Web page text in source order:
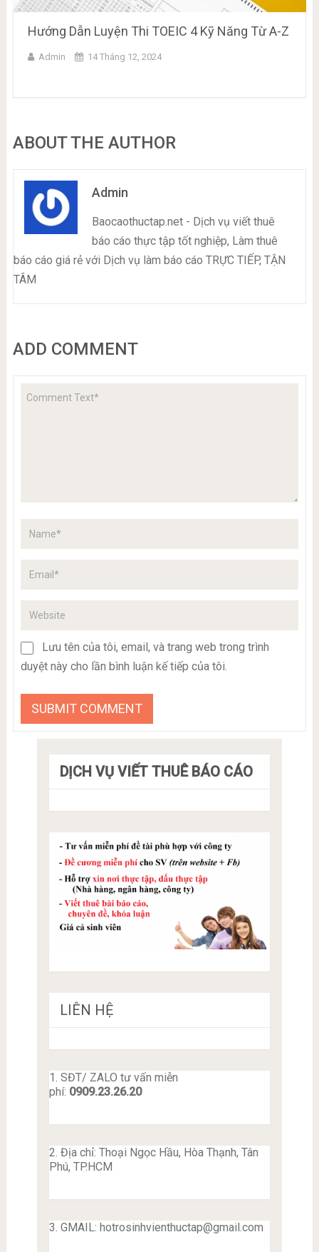
Hướng Dẫn Luyện Thi TOEIC 4 Kỹ Năng Từ A-Z
Admin 14 Tháng 12, 2024
ABOUT THE AUTHOR
Admin
Baocaothuctap.net - Dịch vụ viết thuê
báo cáo thực tập tốt nghiệp, Làm thuê
báo cáo giá rẻ với Dịch vụ làm báo cáo TRỰC TIẾP, TẬN
TÂM
ADD COMMENT
Lưu tên của tôi, email, và trang web trong trình
duyệt này cho lần bình luận kế tiếp của tôi.
DỊCH VỤ VIẾT THUÊ BÁO CÁO
LIÊN HỆ
1. SĐT/ ZALO tư vấn miễn
phí: 0909.23.26.20
2. Địa chỉ: Thoại Ngọc Hầu, Hòa Thạnh, Tân
Phú, TP.HCM
3. GMAIL: hotrosinhvienthuctap@gmail.com